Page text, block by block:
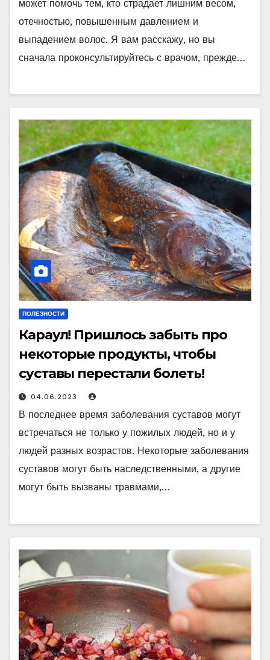
может помочь тем, кто страдает лишним весом,
отечностью, повышенным давлением и
выпадением волос. Я вам расскажу, но вы
сначала проконсультируйтесь с врачом, прежде…
ПОЛЕЗНОСТИ
Караул! Пришлось забыть про
некоторые продукты, чтобы
суставы перестали болеть!
04.06.2023
В последнее время заболевания суставов могут
встречаться не только у пожилых людей, но и у
людей разных возрастов. Некоторые заболевания
суставов могут быть наследственными, а другие
могут быть вызваны травмами,…